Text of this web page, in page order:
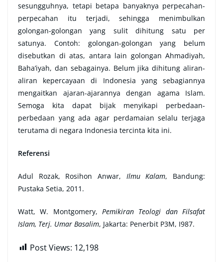
sesungguhnya, tetapi betapa banyaknya perpecahan-
perpecahan itu terjadi, sehingga menimbulkan
golongan-golongan yang sulit dihitung satu per
satunya. Contoh: golongan-golongan yang belum
disebutkan di atas, antara lain golongan Ahmadiyah,
Baha’iyah, dan sebagainya. Belum jika dihitung aliran-
aliran kepercayaan di Indonesia yang sebagiannya
mengaitkan ajaran-ajarannya dengan agama Islam.
Semoga kita dapat bijak menyikapi perbedaan-
perbedaan yang ada agar perdamaian selalu terjaga
terutama di negara Indonesia tercinta kita ini.
Referensi
Adul Rozak, Rosihon Anwar, Ilmu Kalam, Bandung:
Pustaka Setia, 2011.
Watt, W. Montgomery, Pemikiran Teologi dan Filsafat
Islam, Terj. Umar Basalim, Jakarta: Penerbit P3M, I987.
Post Views: 12,198